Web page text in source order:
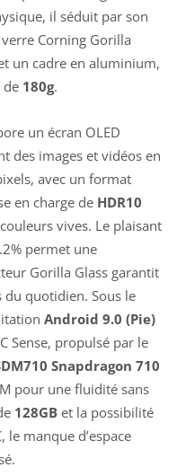
il séduit par son
Corning Gorilla
un cadre en aluminium,
de 180g.
un écran OLED
des images et vidéos en
avec un format
en charge de HDR10
vives. Le plaisant
permet une
Gorilla Glass garantit
du quotidien. Sous le
Android 9.0 (Pie)
Sense, propulsé par le
Snapdragon 710
pour une fluidité sans
128GB et la possibilité
le manque d’espace